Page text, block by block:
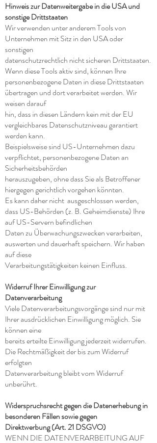
Hinweis zur Datenweitergabe in die USA und
sonstige Drittstaaten
Wir verwenden unter anderem Tools von
Unternehmen mit Sitz in den USA oder
sonstigen
datenschutzrechtlich nicht sicheren Drittstaaten.
Wenn diese Tools aktiv sind, können Ihre
personenbezogene Daten in diese Drittstaaten
übertragen und dort verarbeitet werden. Wir
weisen darauf
hin, dass in diesen Ländern kein mit der EU
vergleichbares Datenschutzniveau garantiert
werden kann.
Beispielsweise sind US-Unternehmen dazu
verpflichtet, personenbezogene Daten an
Sicherheitsbehörden
herauszugeben, ohne dass Sie als Betroffener
hiergegen gerichtlich vorgehen könnten.
Es kann daher nicht ausgeschlossen werden,
dass US-Behörden (z. B. Geheimdienste) Ihre
auf US-Servern befindlichen
Daten zu Überwachungszwecken verarbeiten,
auswerten und dauerhaft speichern. Wir haben
auf diese
Verarbeitungstätigkeiten keinen Einfluss.
Widerruf Ihrer Einwilligung zur
Datenverarbeitung
Viele Datenverarbeitungsvorgänge sind nur mit
Ihrer ausdrücklichen Einwilligung möglich. Sie
können eine
bereits erteilte Einwilligung jederzeit widerrufen.
Die Rechtmäßigkeit der bis zum Widerruf
erfolgten
Datenverarbeitung bleibt vom Widerruf
unberührt.
Widerspruchsrecht gegen die Datenerhebung in
besonderen Fällen sowie gegen
Direktwerbung (Art. 21 DSGVO)
WENN DIE DATENVERARBEITUNG AUF